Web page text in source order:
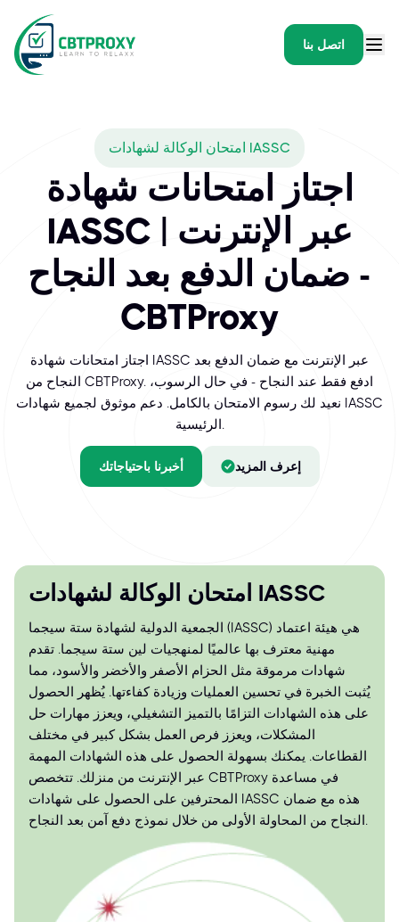
اتصل بنا
امتحان الوكالة لشهادات IASSC
اجتاز امتحانات شهادة
IASSC عبر الإنترنت |
ضمان الدفع بعد النجاح -
CBTProxy
اجتاز امتحانات شهادة IASSC عبر الإنترنت مع ضمان الدفع بعد
النجاح من CBTProxy. ادفع فقط عند النجاح - في حال الرسوب،
نعيد لك رسوم الامتحان بالكامل. دعم موثوق لجميع شهادات IASSC
الرئيسية.
أخبرنا باحتياجاتك إعرف المزيد
امتحان الوكالة لشهادات IASSC
الجمعية الدولية لشهادة ستة سيجما (IASSC) هي هيئة اعتماد
مهنية معترف بها عالميًا لمنهجيات لين ستة سيجما. تقدم
شهادات مرموقة مثل الحزام الأصفر والأخضر والأسود، مما
يُثبت الخبرة في تحسين العمليات وزيادة كفاءتها. يُظهر الحصول
على هذه الشهادات التزامًا بالتميز التشغيلي، ويعزز مهارات حل
المشكلات، ويعزز فرص العمل بشكل كبير في مختلف
القطاعات. يمكنك بسهولة الحصول على هذه الشهادات المهمة
عبر الإنترنت من منزلك. تتخصص CBTProxy في مساعدة
المحترفين على الحصول على شهادات IASSC هذه مع ضمان
النجاح من المحاولة الأولى من خلال نموذج دفع آمن بعد النجاح.